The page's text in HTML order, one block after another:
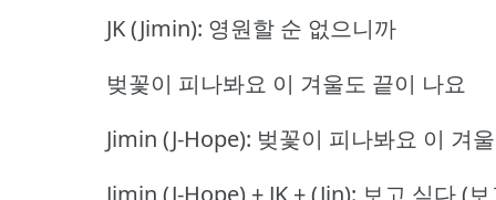
JK (Jimin): 영원할 순 없으니까
벚꽃이 피나봐요 이 겨울도 끝이 나요
Jimin (J-Hope): 벚꽃이 피나봐요 이 겨
Jimin (J-Hope) + JK + (Jin): 보고 싶다 (